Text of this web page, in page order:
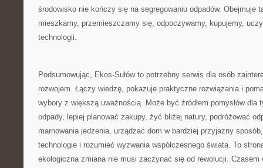
środowisko nie kończy się na segregowaniu odpadów. Obejmuje
mieszkamy, przemieszczamy się, odpoczywamy, kupujemy,
technologii.
Podsumowując, Ekos-Sułów to potrzebny serwis dla osób
rozwojem. Łączy wiedzę, pokazuje praktyczne rozwiązania i
wybory z większą uważnością. Może być źródłem pomysłów
odpady, lepiej planować zakupy, żyć bliżej natury, podróżować
marnowania jedzenia, urządzać dom w bardziej przyjazny
technologie i rozumieć wyzwania współczesnego świata. To
ekologiczna zmiana nie musi zaczynać się od rewolucji.